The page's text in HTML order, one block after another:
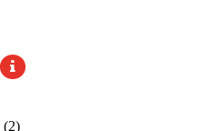
(2)